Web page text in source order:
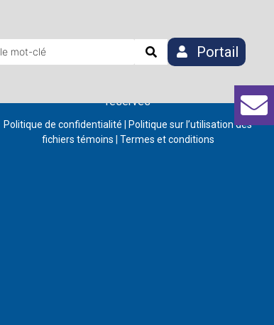
Portail
Conditions d’utilisation– © 2026 Centre québécois
de formation en fiscalité – CQFF inc. – Tous droits
réservés
Politique de confidentialité
Politique sur l’utilisation des
fichiers témoins
Termes et conditions